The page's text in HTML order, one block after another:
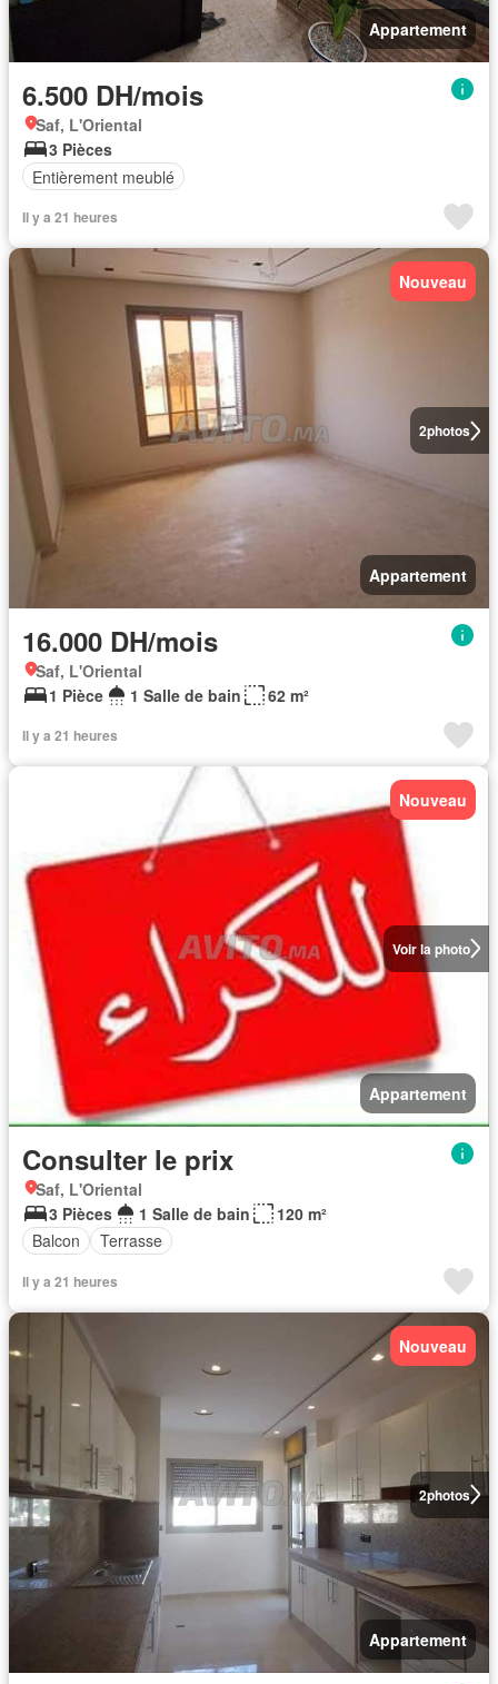
Appartement
6.500 DH/mois
Saf, L'Oriental
3 Pièces
Entièrement meublé
Il y a 21 heures
2photos
Nouveau
Appartement
16.000 DH/mois
Saf, L'Oriental
1 Pièce
1 Salle de bain 62 m²
Il y a 21 heures
Voir la photo
Nouveau
Appartement
Consulter le prix
Saf, L'Oriental
3 Pièces
1 Salle de bain
120 m²
Balcon
Terrasse
Il y a 21 heures
2photos
Nouveau
Appartement